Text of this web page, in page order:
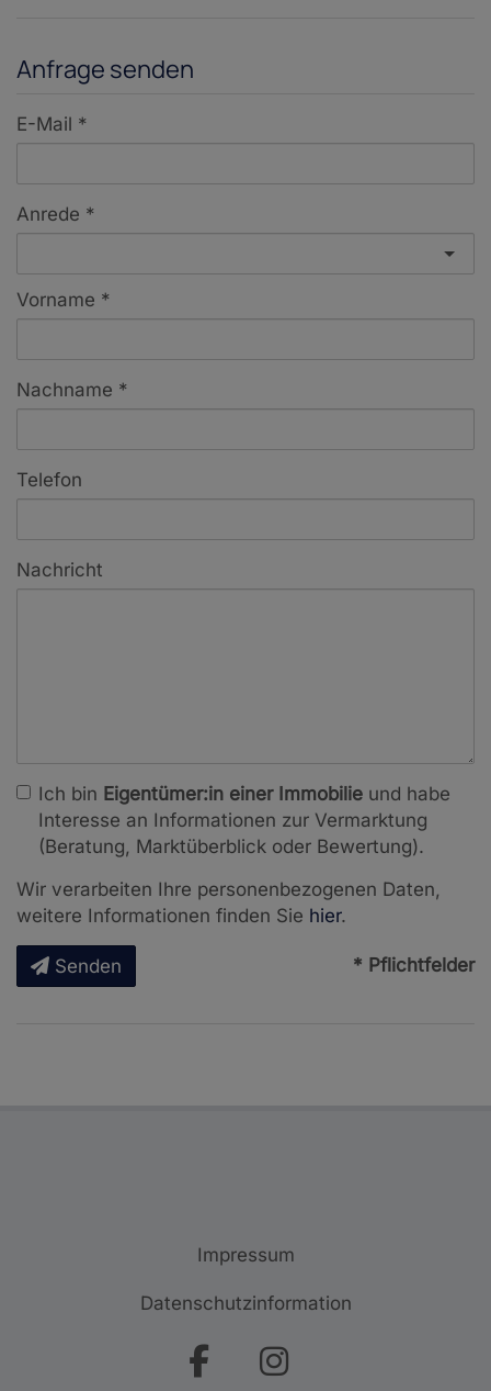
Anfrage senden
E-Mail
Anrede
Vorname
Nachname
Telefon
Nachricht
Ich bin Eigentümer:in einer Immobilie und habe
Interesse an Informationen zur Vermarktung
(Beratung, Marktüberblick oder Bewertung).
Wir verarbeiten Ihre personenbezogenen Daten,
weitere Informationen finden Sie hier.
Senden * Pflichtfelder
Impressum
Datenschutzinformation